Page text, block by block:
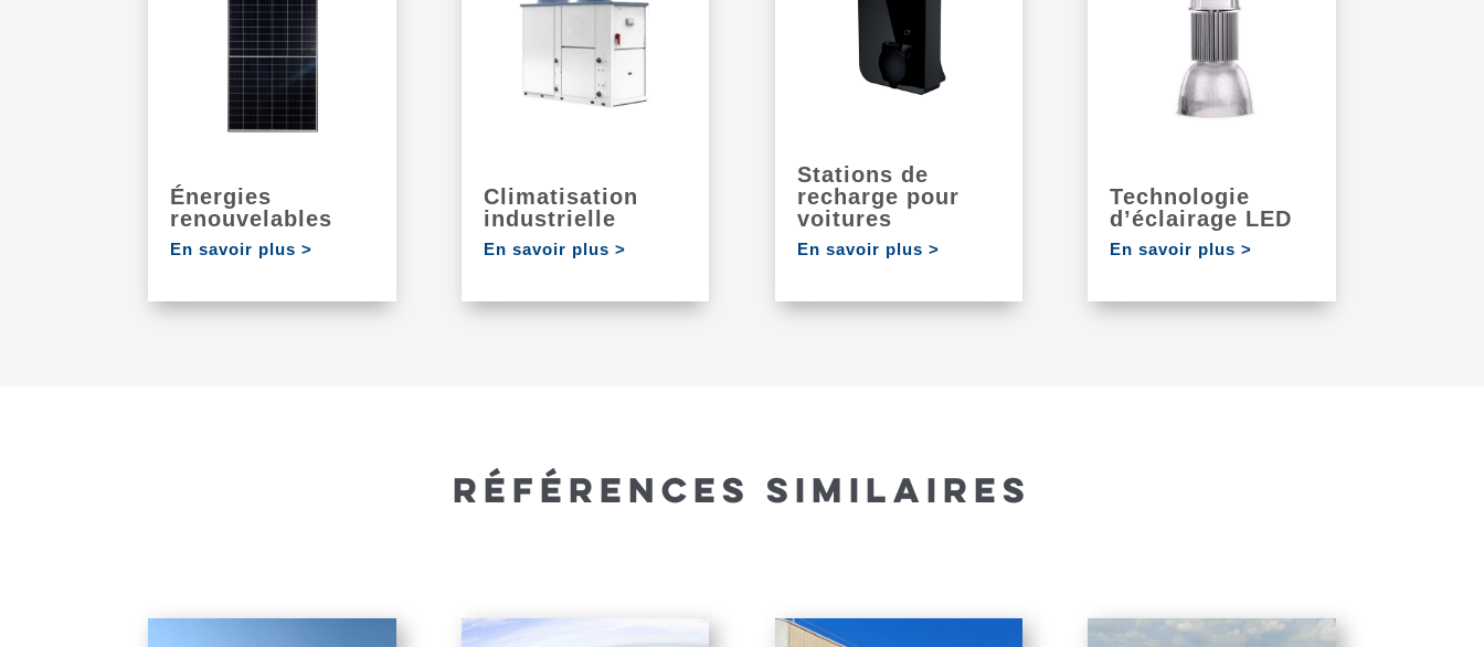
Énergies
renouvelables
En savoir plus >
Climatisation
industrielle
En savoir plus >
Stations de
recharge pour
voitures
En savoir plus >
Technologie
d’éclairage LED
En savoir plus >
RÉFÉRENCES SIMILAIRES